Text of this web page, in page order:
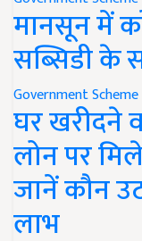
मानसून में
सब्सिडी के
Government Scheme
घर खरीदने
लोन पर
जानें कौन
लाभ